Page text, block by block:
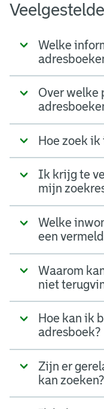
Welke
Over welke
Hoe zoek ik
Ik krijg te
mijn
Welke
een
Waarom
niet
Hoe kan ik
adresboek?
Zijn er
kan zoeken?